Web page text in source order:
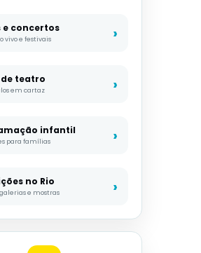
e concertos
vivo e festivais
de teatro
em cartaz
infantil
para famílias
no Rio
e mostras